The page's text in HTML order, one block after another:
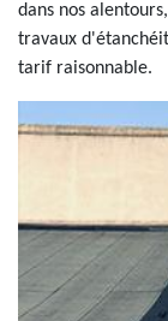
dans nos
travaux
tarif raisonnable.